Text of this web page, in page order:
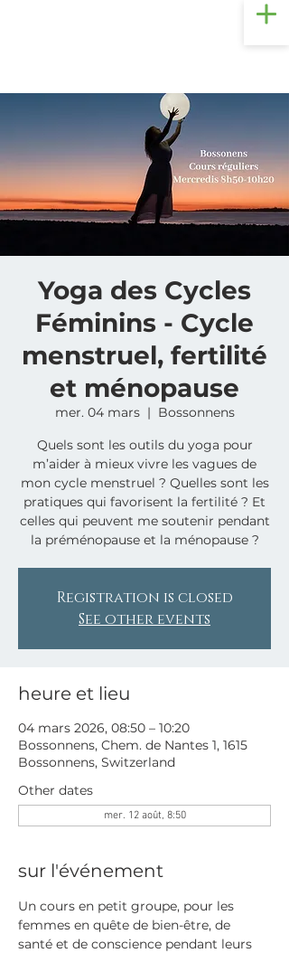
Yoga des Cycles
Féminins - Cycle
menstruel, fertilité
et ménopause
mer. 04 mars
  |
Bossonnens
Quels sont les outils du yoga pour
m’aider à mieux vivre les vagues de
mon cycle menstruel ? Quelles sont les
pratiques qui favorisent la fertilité ? Et
celles qui peuvent me soutenir pendant
Registration is closed
See other events
heure et lieu
04 mars 2026, 08:50 – 10:20
Bossonnens, Chem. de Nantes 1, 1615
Bossonnens, Switzerland
Other dates
mer. 12 août, 8:50
sur l'événement
Un cours en petit groupe, pour les
femmes en quête de bien-être, de
santé et de conscience pendant leurs